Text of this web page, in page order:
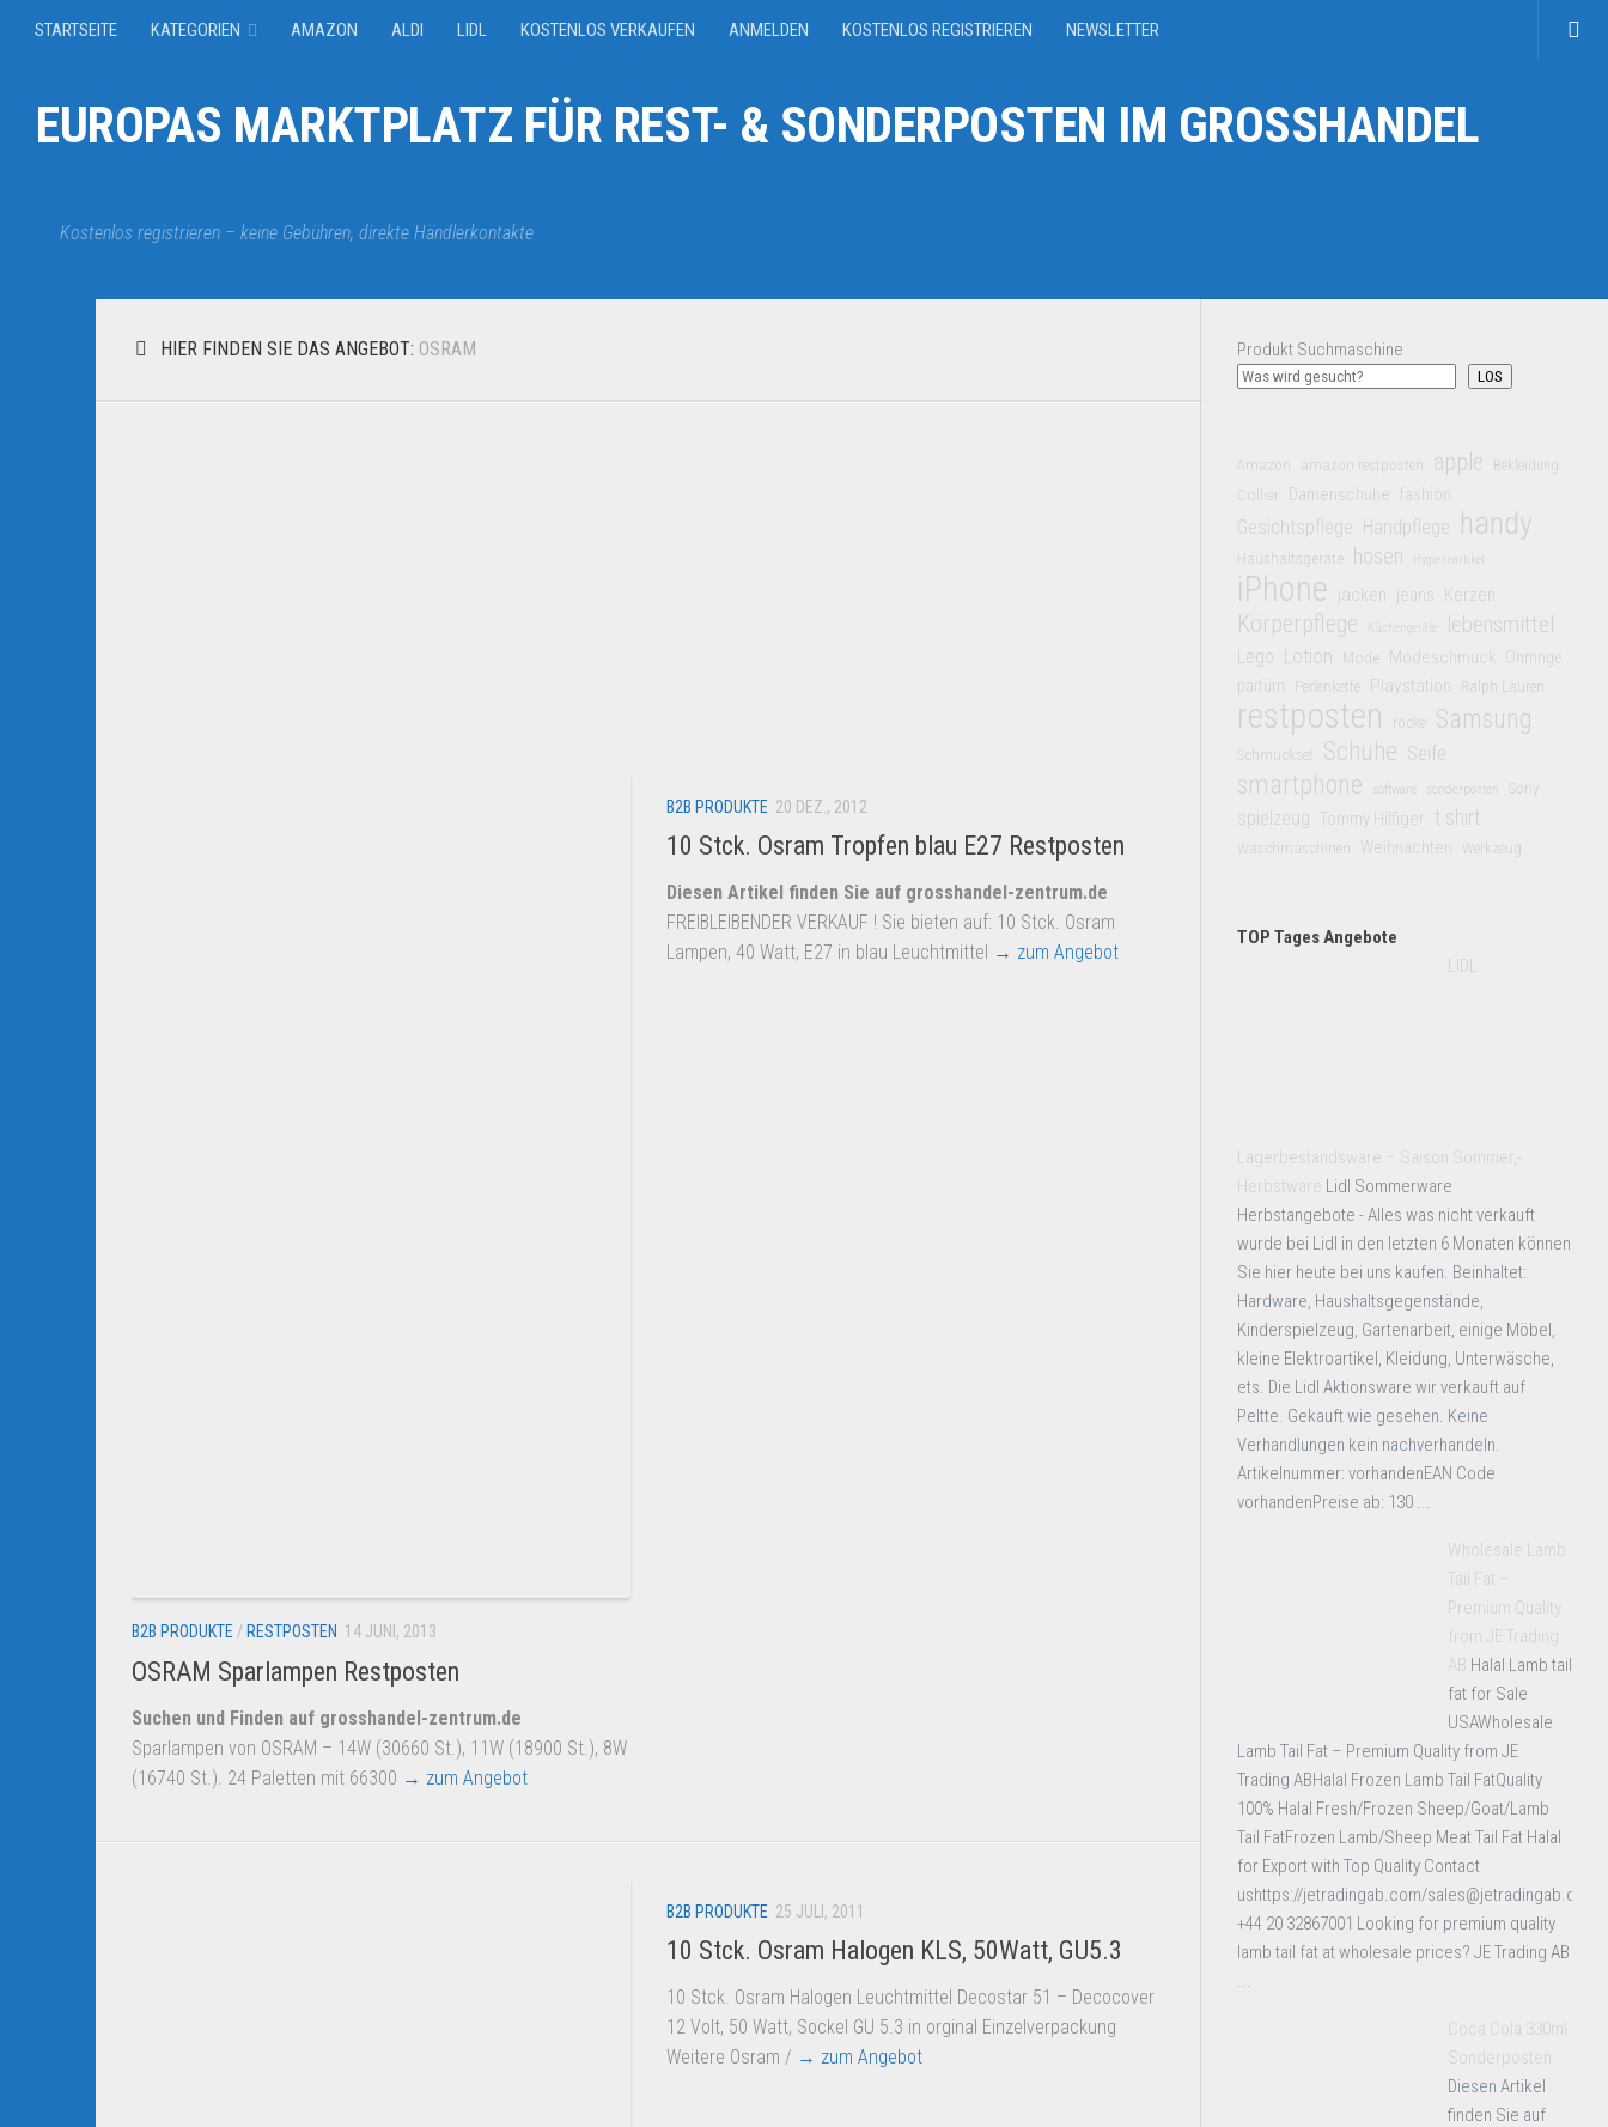
STARTSEITE KATEGORIEN AMAZON ALDI LIDL KOSTENLOS VERKAUFEN ANMELDEN KOSTENLOS REGISTRIEREN NEWSLETTER
EUROPAS MARKTPLATZ FÜR REST- & SONDERPOSTEN IM GROSSHANDEL
Kostenlos registrieren – keine Gebühren, direkte Händlerkontakte
HIER FINDEN SIE DAS ANGEBOT: OSRAM
B2B PRODUKTE/ RESTPOSTEN 14 JUNI, 2013
OSRAM Sparlampen Restposten
Suchen und Finden auf grosshandel-zentrum.de
Sparlampen von OSRAM – 14W (30660 St.), 11W (18900 St.), 8W
(16740 St.). 24 Paletten mit 66300 → zum Angebot
B2B PRODUKTE 20 DEZ., 2012
10 Stck. Osram Tropfen blau E27 Restposten
Diesen Artikel finden Sie auf grosshandel-zentrum.de
FREIBLEIBENDER VERKAUF ! Sie bieten auf: 10 Stck. Osram
Lampen, 40 Watt, E27 in blau Leuchtmittel → zum Angebot
B2B PRODUKTE 25 JULI, 2011
10 Stck. Osram Halogen KLS, 50Watt, GU5.3
10 Stck. Osram Halogen Leuchtmittel Decostar 51 – Decocover
12 Volt, 50 Watt, Sockel GU 5.3 in orginal Einzelverpackung
Weitere Osram / → zum Angebot
Produkt Suchmaschine
LOS
Amazon amazon restposten apple Bekleidung
Collier Damenschuhe fashion
Gesichtspflege Handpflege handy
Haushaltsgeräte hosen Hygieneartikel
iPhone jacken jeans Kerzen
Körperpflege Küchengeräte lebensmittel
Lego Lotion Mode Modeschmuck Ohrringe
parfüm
Perlenkette Playstation Ralph Lauren
restposten röcke Samsung
Schmuckset Schuhe Seife
smartphone software sonderposten Sony
spielzeug Tommy Hilfiger t shirt
Waschmaschinen Weihnachten Werkzeug
TOP Tages Angebote
LIDL
Lagerbestandsware – Saison Sommer,-
Herbstware Lidl Sommerware
Herbstangebote - Alles was nicht verkauft
wurde bei Lidl in den letzten 6 Monaten können
Sie hier heute bei uns kaufen. Beinhaltet:
Hardware, Haushaltsgegenstände,
Kinderspielzeug, Gartenarbeit, einige Möbel,
kleine Elektroartikel, Kleidung, Unterwäsche,
ets. Die Lidl Aktionsware wir verkauft auf
Peltte. Gekauft wie gesehen. Keine
Verhandlungen kein nachverhandeln.
Artikelnummer: vorhandenEAN Code
vorhandenPreise ab: 130 ...
Wholesale Lamb
Tail Fat –
Premium Quality
from JE Trading
AB Halal Lamb tail
fat for Sale
USAWholesale
Lamb Tail Fat – Premium Quality from JE
Trading ABHalal Frozen Lamb Tail FatQuality
100% Halal Fresh/Frozen Sheep/Goat/Lamb
Tail FatFrozen Lamb/Sheep Meat Tail Fat Halal
for Export with Top Quality Contact
ushttps://jetradingab.com/
+44 20 32867001 Looking for premium quality
lamb tail fat at wholesale prices? JE Trading AB
...
Coca Cola 330ml
Sonderposten
Diesen Artikel
finden Sie auf